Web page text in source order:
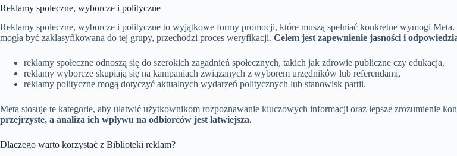
Reklamy społeczne, wyborcze i polityczne
Reklamy społeczne, wyborcze i polityczne to wyjątkowe formy promocji, które muszą spełniać konkretne wymogi
mogła być zaklasyfikowana do tej grupy, przechodzi proces weryfikacji. Celem jest zapewnienie jasności i
reklamy społeczne odnoszą się do szerokich zagadnień społecznych, takich jak zdrowie publiczne czy edukacja,
reklamy wyborcze skupiają się na kampaniach związanych z wyborem urzędników lub referendami,
reklamy polityczne mogą dotyczyć aktualnych wydarzeń politycznych lub stanowisk partii.
Meta stosuje te kategorie, aby ułatwić użytkownikom rozpoznawanie kluczowych informacji oraz lepsze zrozumienie
przejrzyste, a analiza ich wpływu na odbiorców jest łatwiejsza.
Dlaczego warto korzystać z Biblioteki reklam?